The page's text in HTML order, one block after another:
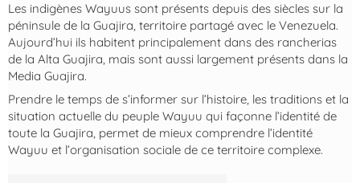
Les indigènes Wayuus sont présents depuis des siècles sur la
péninsule de la Guajira, territoire partagé avec le Venezuela.
Aujourd’hui ils habitent principalement dans des rancherias
de la Alta Guajira, mais sont aussi largement présents dans la
Media Guajira.
Prendre le temps de s’informer sur l’histoire, les traditions et la
situation actuelle du peuple Wayuu qui façonne l’identité de
toute la Guajira, permet de mieux comprendre l’identité
Wayuu et l’organisation sociale de ce territoire complexe.